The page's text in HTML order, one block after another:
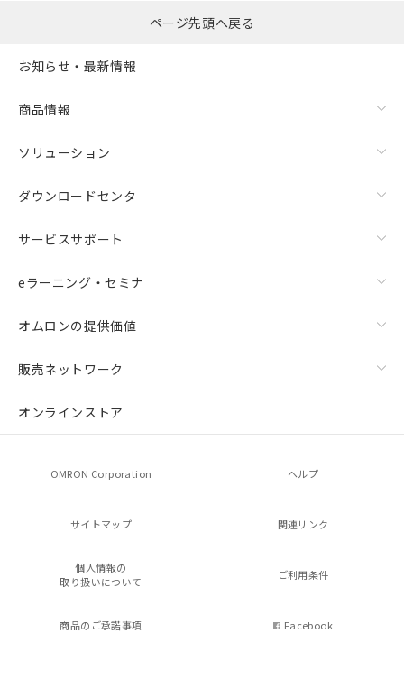
ページ先頭へ戻る
お知らせ・最新情報
商品情報
ソリューション
ダウンロードセンタ
サービスサポート
eラーニング・セミナ
オムロンの提供価値
販売ネットワーク
オンラインストア
OMRON Corporation ヘルプ
サイトマップ 関連リンク
個人情報の
取り扱いについて
ご利用条件
商品のご承諾事項 Facebook